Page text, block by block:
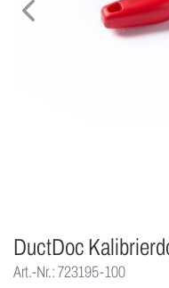
DuctDoc
Art.-Nr.: 723195-100